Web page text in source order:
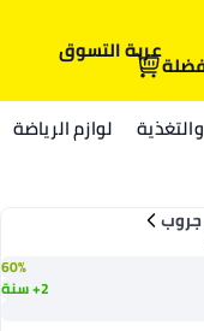
عربة التسوق
لوازم الرياضة
60%
2+ سنة